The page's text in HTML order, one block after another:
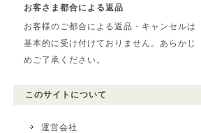
お客さま都合による返品
お客様のご都合による返品・キャンセルは
基本的に受け付けておりません。あらかじ
めご了承ください。
このサイトについて
運営会社